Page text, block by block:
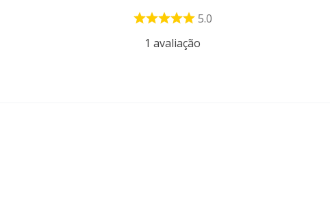
5.0
1 avaliação